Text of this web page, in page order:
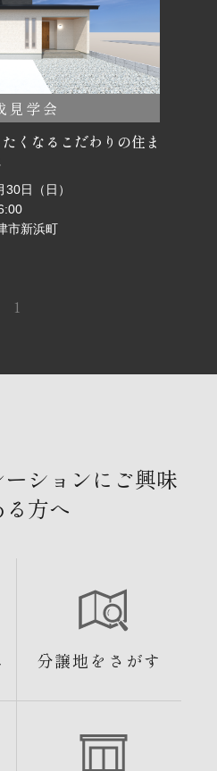
見学会
くなるこだわりの住ま
日（日）
市新浜町
1
ションにご興味
る方へ
分譲地をさがす